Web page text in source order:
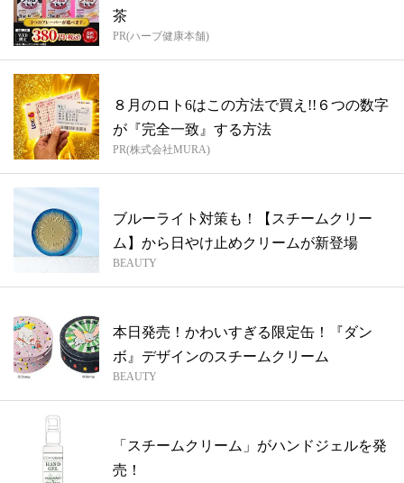
茶
PR(ハーブ健康本舗)
８月のロト6はこの方法で買え!!６つの数字
が『完全一致』する方法
PR(株式会社MURA)
ブルーライト対策も！【スチームクリー
ム】から日やけ止めクリームが新登場
BEAUTY
本日発売！かわいすぎる限定缶！『ダン
ボ』デザインのスチームクリーム
BEAUTY
「スチームクリーム」がハンドジェルを発
売！